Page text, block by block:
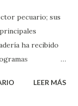
pecuario; sus
ha recibido
campo, la
LEER MÁS